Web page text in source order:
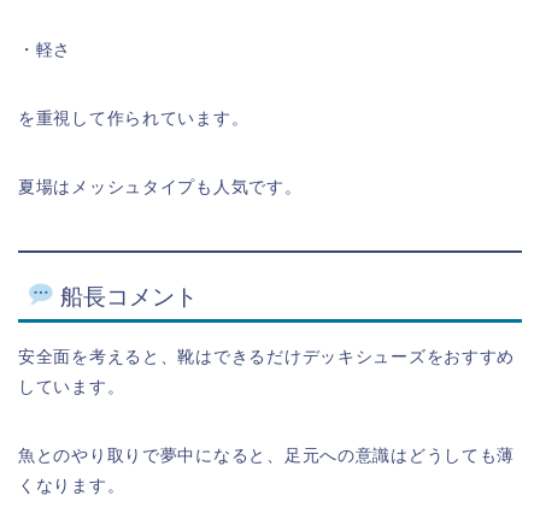
・軽さ
を重視して作られています。
夏場はメッシュタイプも人気です。
船長コメント
安全面を考えると、靴はできるだけデッキシューズをおすすめ
しています。
魚とのやり取りで夢中になると、足元への意識はどうしても薄
くなります。